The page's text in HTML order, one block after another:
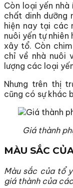
Còn loại yến nhà
chất dinh dưỡng
hiện nay tại các
nuôi yến tự nhiên
xây tổ. Còn
chỉ về nhà nuôi
lượng các loại
Nhưng trên thị
cũng có sự khác
Giá thành
MÀU SẮC
Màu sắc của tổ
giá thành của